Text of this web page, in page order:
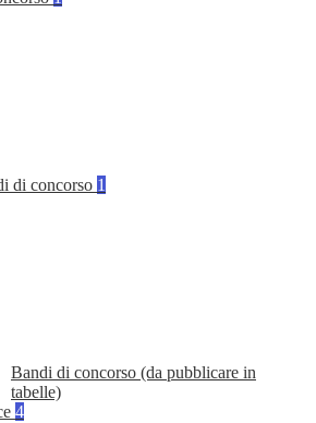
di concorso 1
Bandi di concorso (da pubblicare in
tabelle)
4